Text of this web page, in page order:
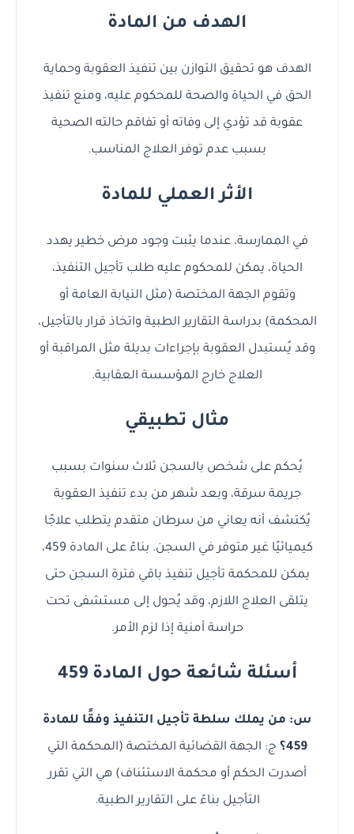
الهدف من المادة
الهدف هو تحقيق التوازن بين تنفيذ العقوبة وحماية
الحق في الحياة والصحة للمحكوم عليه، ومنع تنفيذ
عقوبة قد تؤدي إلى وفاته أو تفاقم حالته الصحية
بسبب عدم توفر العلاج المناسب.
الأثر العملي للمادة
في الممارسة، عندما يثبت وجود مرض خطير يهدد
الحياة، يمكن للمحكوم عليه طلب تأجيل التنفيذ،
وتقوم الجهة المختصة (مثل النيابة العامة أو
المحكمة) بدراسة التقارير الطبية واتخاذ قرار بالتأجيل،
وقد يُستبدل العقوبة بإجراءات بديلة مثل المراقبة أو
العلاج خارج المؤسسة العقابية.
مثال تطبيقي
يُحكم على شخص بالسجن ثلاث سنوات بسبب
جريمة سرقة، وبعد شهر من بدء تنفيذ العقوبة
يُكتشف أنه يعاني من سرطان متقدم يتطلب علاجًا
كيميائيًا غير متوفر في السجن. بناءً على المادة 459،
يمكن للمحكمة تأجيل تنفيذ باقي فترة السجن حتى
يتلقى العلاج اللازم، وقد يُحول إلى مستشفى تحت
حراسة أمنية إذا لزم الأمر.
أسئلة شائعة حول المادة 459
س: من يملك سلطة تأجيل التنفيذ وفقًا للمادة
459؟
ج: الجهة القضائية المختصة (المحكمة التي
أصدرت الحكم أو محكمة الاستئناف) هي التي تقرر
التأجيل بناءً على التقارير الطبية.